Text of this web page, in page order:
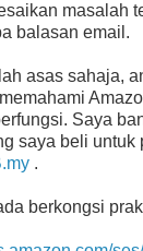
masalah
balasan email.
asas sahaja,
Saya
saya beli untuk
.
berkongsi